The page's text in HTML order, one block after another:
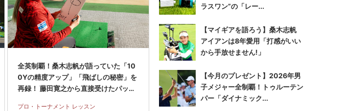
全英制覇！桑木志帆が語っていた「10
0Yの精度アップ」「飛ばしの秘密」を
再録！ 藤田寛之から直接受けたパット
プロ・トーナメント レッスン
ラスワン”の「レー...
【マイギアを語ろう】桑木志帆
アイアンは8年愛用「打感がいい
から手放せません!」
【今月のプレゼント】2026年男
子メジャー全制覇！トゥルーテン
パー「ダイナミック...